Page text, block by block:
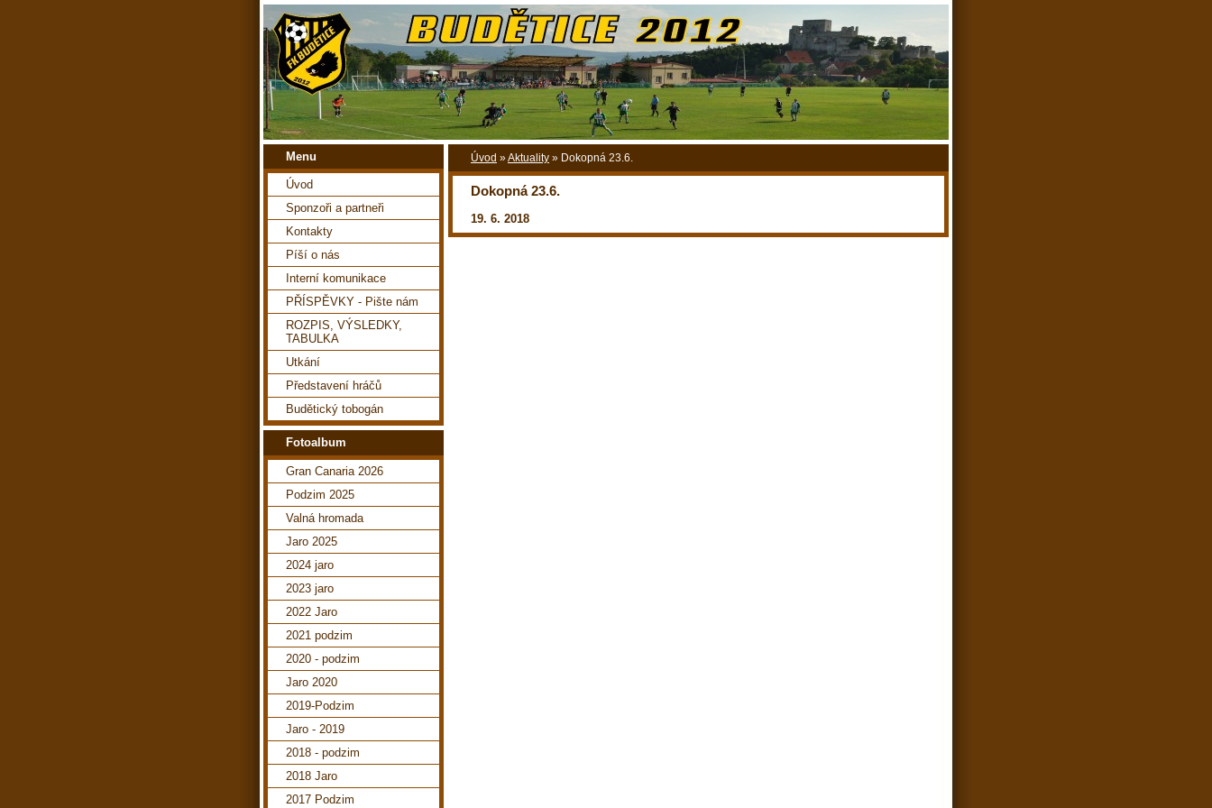
Úvod »Aktuality » Dokopná 23.6.
Dokopná 23.6.
19. 6. 2018
Menu
Úvod
Sponzoři a partneři
Kontakty
Píší o nás
Interní komunikace
PŘÍSPĚVKY - Pište nám
ROZPIS, VÝSLEDKY,
TABULKA
Utkání
Představení hráčů
Budětický tobogán
Fotoalbum
Gran Canaria 2026
Podzim 2025
Valná hromada
Jaro 2025
2024 jaro
2023 jaro
2022 Jaro
2021 podzim
2020 - podzim
Jaro 2020
2019-Podzim
Jaro - 2019
2018 - podzim
2018 Jaro
2017 Podzim